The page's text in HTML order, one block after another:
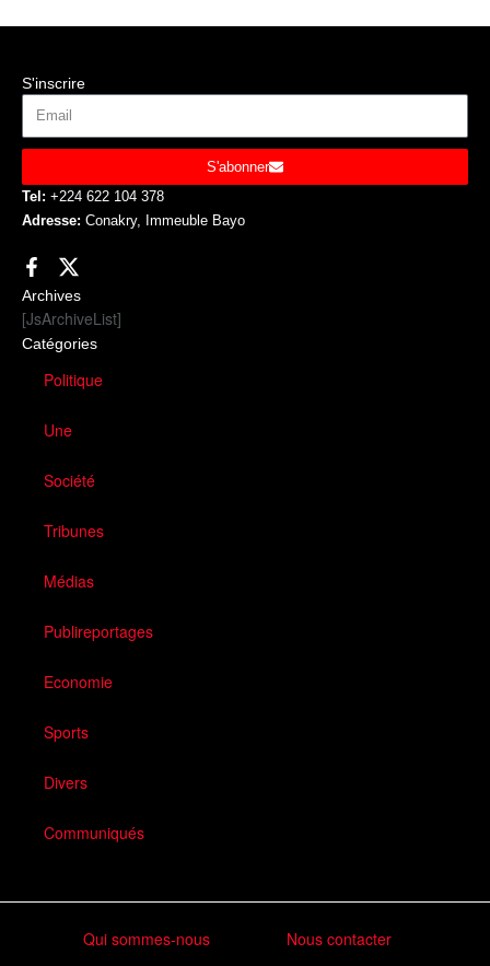
Catégories
Politique
Une
Société
Tribunes
Médias
Publireportages
Economie
Sports
Divers
Communiqués
Archives
[JsArchiveList]
S'inscrire
S'abonner
Tel: +224 622 104 378
Adresse: Conakry, Immeuble Bayo
Qui sommes-nous Nous contacter